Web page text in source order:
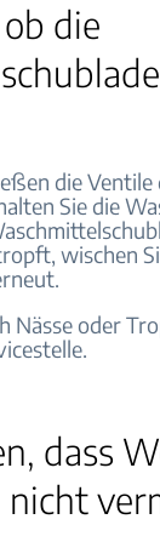
die
die
Sie die
wischen
Nässe oder
dass